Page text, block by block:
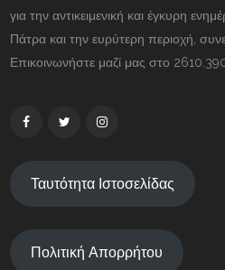
για την αντικειμενική και έγκυρη
Πάτρα και την ευρύτερη περιοχή,
Επικοινωνήστε μαζί μας στο
Ταυτότητα Ιστοσελίδας
Πολιτική Απορρήτου